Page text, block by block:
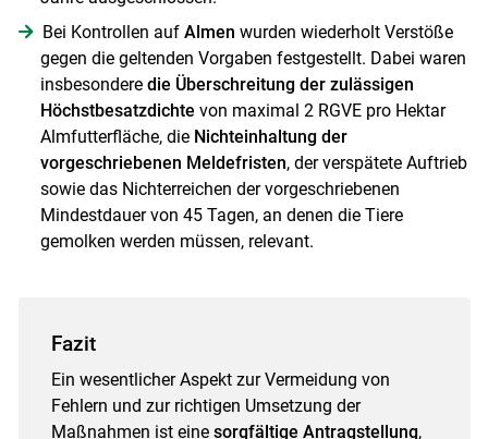
Bei Kontrollen auf Almen wurden wiederholt Verstöße
gegen die geltenden Vorgaben festgestellt. Dabei waren
insbesondere die Überschreitung der zulässigen
Höchstbesatzdichte von maximal 2 RGVE pro Hektar
Almfutterfläche, die Nichteinhaltung der
vorgeschriebenen Meldefristen, der verspätete Auftrieb
sowie das Nichterreichen der vorgeschriebenen
Mindestdauer von 45 Tagen, an denen die Tiere
gemolken werden müssen, relevant.
Fazit
Ein wesentlicher Aspekt zur Vermeidung von
Fehlern und zur richtigen Umsetzung der
Maßnahmen ist eine sorgfältige Antragstellung,